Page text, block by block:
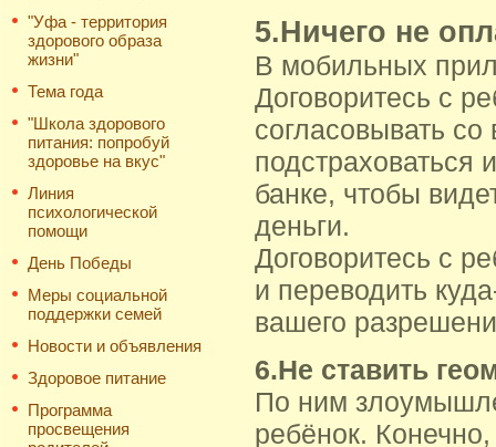
5.Ничего не
В мобильных
Договоритесь с
согласовывать
банке, чтобы
деньги.
Договоритесь с
и переводить
вашего
6.Не ставить
По ним
ребёнок.
"Уфа - территория
здорового образа
жизни"
Тема года
"Школа здорового
питания: попробуй
здоровье на вкус"
Линия
психологической
помощи
День Победы
Меры социальной
поддержки семей
Новости и объявления
Здоровое питание
Программа
просвещения